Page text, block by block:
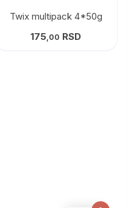
Twix multipack 4*50g
175,00 RSD